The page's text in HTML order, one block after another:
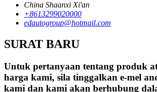
China Shaanxi Xi'an
+8613299020000
edautogroup@hotmail.com
SURAT BARU
Untuk pertanyaan tentang produk
harga kami, sila tinggalkan e-mel
kami dan kami akan berhubung